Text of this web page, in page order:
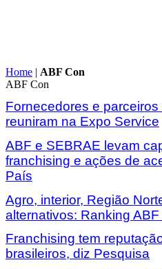
Home | ABF Con
ABF Con
Fornecedores e
reuniram na Expo Service
ABF e SEBRAE levam
franchising e ações de
País
Agro, interior, Região
alternativos: Ranking
Franchising tem
brasileiros, diz Pesquisa